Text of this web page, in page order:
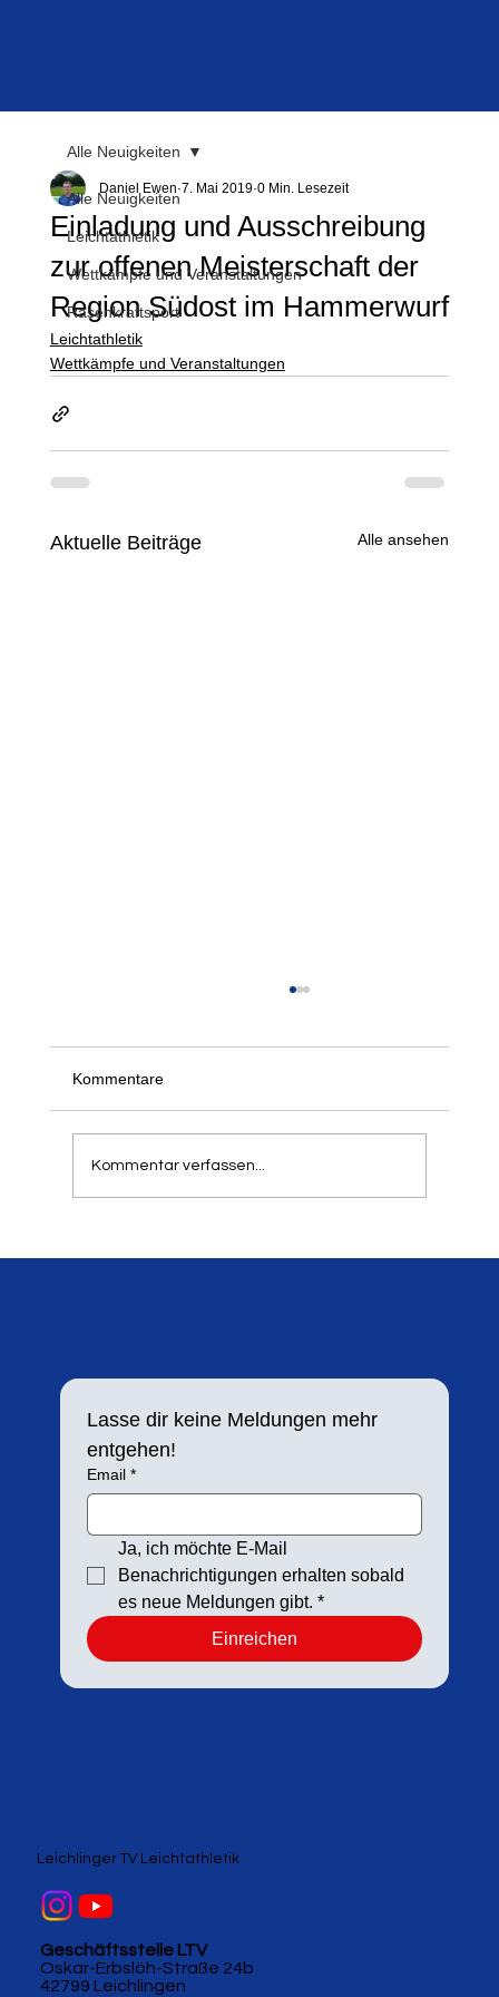
Alle Neuigkeiten
Leichtathletik
Wettkämpfe und Veranstaltungen
Rasenkraftsport
Alle Neuigkeiten
Einladung und Ausschreibung
zur offenen Meisterschaft der
Region Südost im Hammerwurf
Daniel Ewen 7. Mai 2019 0 Min. Lesezeit
Leichtathletik
Wettkämpfe und Veranstaltungen
Aktuelle Beiträge Alle ansehen
Silbermedaille für Lara Maybach
Kommentare
Kommentar verfassen...
Lasse dir keine Meldungen mehr
entgehen!
Email *
Ja, ich möchte E-Mail
Benachrichtigungen erhalten sobald
es neue Meldungen gibt. *
Einreichen
Geschäftsstelle LTV
Oskar-Erbslöh-Straße 24b
42799 Leichlingen
Leichlinger TV Leichtathletik